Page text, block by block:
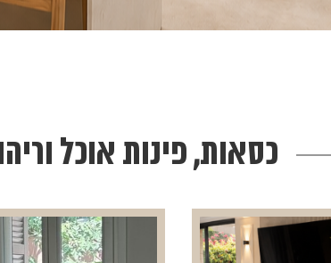
כסאות, פינות אוכל